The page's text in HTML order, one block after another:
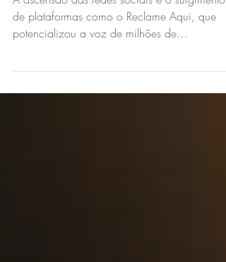
centers
A ascensão das redes sociais e o surgimento
potencializou a voz de milhões de
consumidores, forçam c